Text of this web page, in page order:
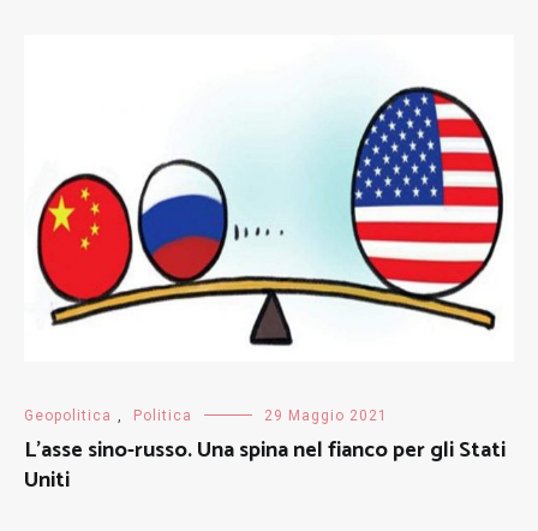
Geopolitica Politica 29 Maggio 2021
L’asse sino-russo. Una spina nel fianco per gli Stati
Uniti